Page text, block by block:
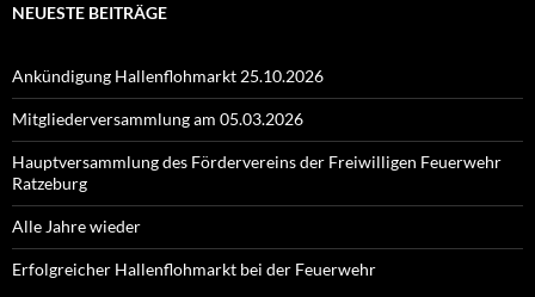
NEUESTE BEITRÄGE
Ankündigung Hallenflohmarkt 25.10.2026
Mitgliederversammlung am 05.03.2026
Hauptversammlung des Fördervereins der Freiwilligen Feuerwehr
Ratzeburg
Alle Jahre wieder
Erfolgreicher Hallenflohmarkt bei der Feuerwehr